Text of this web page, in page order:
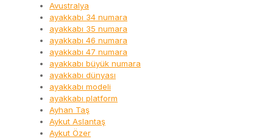
Avustralya
ayakkabı 34 numara
ayakkabı 35 numara
ayakkabı 46 numara
ayakkabı 47 numara
ayakkabı büyük numara
ayakkabı dünyası
ayakkabı modeli
ayakkabı platform
Ayhan Taş
Aykut Aslantaş
Aykut Özer